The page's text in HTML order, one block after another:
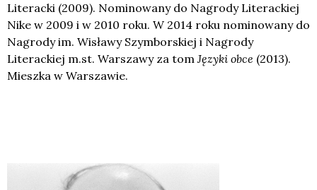
Literacki (2009). Nominowany do Nagrody Literackiej
Nike w 2009 i w 2010 roku. W 2014 roku nominowany do
Nagrody im. Wisławy Szymborskiej i Nagrody
Literackiej m.st. Warszawy za tom Języki obce (2013).
Mieszka w Warszawie.